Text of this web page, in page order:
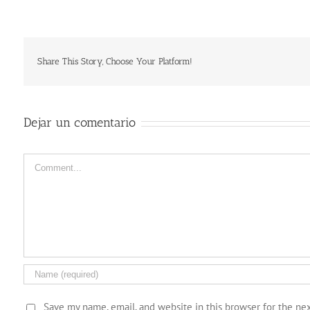
Share This Story, Choose Your Platform!
Dejar un comentario
Comment
Save my name, email, and website in this browser for the